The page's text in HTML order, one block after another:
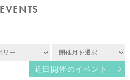
EVENTS
近日開催のイベント